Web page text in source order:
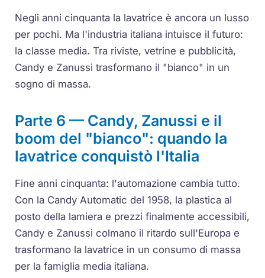
Negli anni cinquanta la lavatrice è ancora un lusso
per pochi. Ma l'industria italiana intuisce il futuro:
la classe media. Tra riviste, vetrine e pubblicità,
Candy e Zanussi trasformano il "bianco" in un
sogno di massa.
Parte 6 — Candy, Zanussi e il
boom del "bianco": quando la
lavatrice conquistò l'Italia
Fine anni cinquanta: l'automazione cambia tutto.
Con la Candy Automatic del 1958, la plastica al
posto della lamiera e prezzi finalmente accessibili,
Candy e Zanussi colmano il ritardo sull'Europa e
trasformano la lavatrice in un consumo di massa
per la famiglia media italiana.